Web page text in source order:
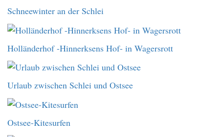
Schneewinter an der Schlei
Holländerhof -Hinnerksens Hof- in Wagersrott
Urlaub zwischen Schlei und Ostsee
Ostsee-Kitesurfen